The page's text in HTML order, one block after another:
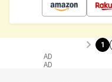
1
AD
AD